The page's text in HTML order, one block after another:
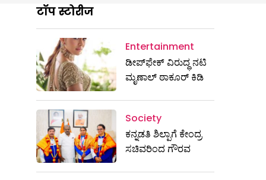
टॉप स्टोरीज
Entertainment
ಡೀಪ್‌ಫೇಕ್ ವಿರುದ್ಧ ನಟಿ
ಮೃಣಾಲ್ ಠಾಕೂರ್ ಕಿಡಿ
Society
ಕನ್ನಡತಿ ಶಿಲ್ಪಾಗೆ ಕೇಂದ್ರ
ಸಚಿವರಿಂದ ಗೌರವ